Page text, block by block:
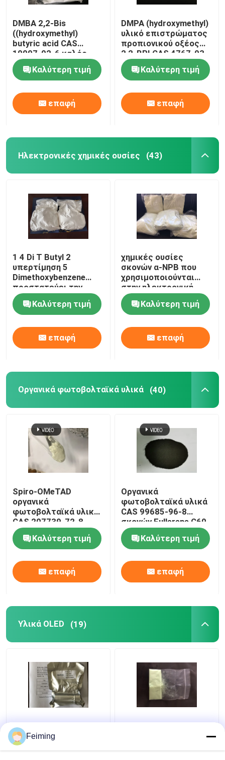
DMBA 2,2-Bis
((hydroxymethyl)
butyric acid CAS
10097-02-6 καλός
διασταυρωτικός
παράγοντας και
υδροφιλικός
παράγοντας ή
χρησιμοποιείται για
την παραγωγή
Καλύτερη τιμή
επαφή
DMPA (hydroxymethyl)
υλικό επιστρώματος
προπιονικού οξέος
2,2-BRI CAS 4767-03-
7 λαστιχένιο
Καλύτερη τιμή
επαφή
Ηλεκτρονικές χημικές ουσίες (43)
1 4 Di Τ Butyl 2
υπερτίμηση 5
Dimethoxybenzene
προστατεύει την
πρόσθετη ουσία
ηλεκτρολυτών
Καλύτερη τιμή
επαφή
χημικές ουσίες
σκονών α-NPB που
χρησιμοποιούνται
στην ηλεκτρονική
OLEDs CAS 123847-
85-8Καλύτερη τιμή
επαφή
Οργανικά φωτοβολταϊκά υλικά (40)
Spiro-OMeTAD
οργανικά
φωτοβολταϊκά υλικά
CAS 207739-72-8
C81H68N4O8
Καλύτερη τιμή
επαφή
Οργανικά
φωτοβολταϊκά υλικά
CAS 99685-96-8
σκονών Fullerene C60
Καλύτερη τιμή
επαφή
Υλικά OLED (19)
Αγνότητα λ. 99,5%
κίτρινη σκόνη CAS
105598-27-4 καπέλο-
DNTPD Oled οργανικές
Feiming